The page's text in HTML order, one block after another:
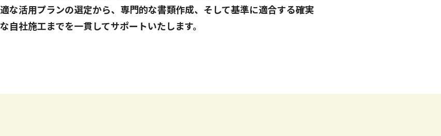
適な活用プランの選定から、専門的な書類作成、そして基準に適合する確実
な自社施工までを一貫してサポートいたします。